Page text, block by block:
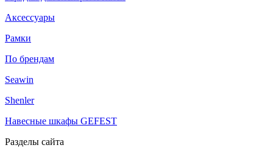
Аксессуары
Рамки
По брендам
Seawin
Shenler
Навесные шкафы GEFEST
Разделы сайта